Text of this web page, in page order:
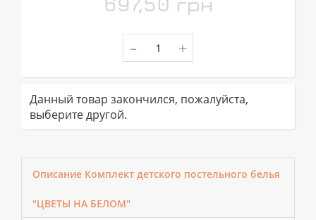
- +
Данный товар закончился, пожалуйста,
выберите другой.
Описание Комплект детского постельного белья
"ЦВЕТЫ НА БЕЛОМ"